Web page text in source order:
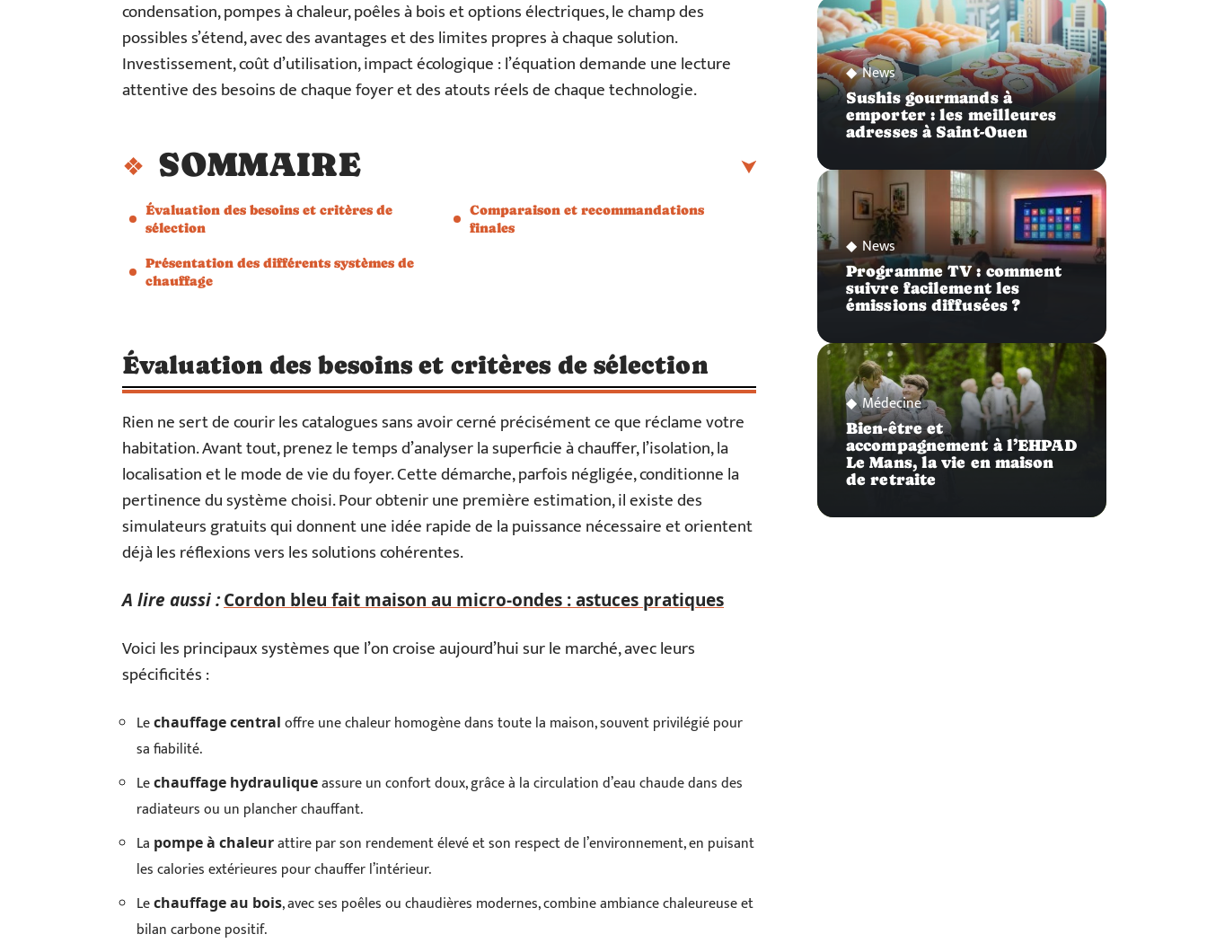
condensation, pompes à chaleur, poêles à bois et options électriques, le champ des
possibles s’étend, avec des avantages et des limites propres à chaque solution.
Investissement, coût d’utilisation, impact écologique : l’équation demande une lecture
attentive des besoins de chaque foyer et des atouts réels de chaque technologie.
SOMMAIRE
Évaluation des besoins et critères de
sélection
Présentation des différents systèmes de
chauffage
Comparaison et recommandations
finales
Évaluation des besoins et critères de sélection
Rien ne sert de courir les catalogues sans avoir cerné précisément ce que réclame votre
habitation. Avant tout, prenez le temps d’analyser la superficie à chauffer, l’isolation, la
localisation et le mode de vie du foyer. Cette démarche, parfois négligée, conditionne la
pertinence du système choisi. Pour obtenir une première estimation, il existe des
simulateurs gratuits qui donnent une idée rapide de la puissance nécessaire et orientent
déjà les réflexions vers les solutions cohérentes.
A lire aussi :Cordon bleu fait maison au micro-ondes : astuces pratiques
Voici les principaux systèmes que l’on croise aujourd’hui sur le marché, avec leurs
spécificités :
Lechauffage central offre une chaleur homogène dans toute la maison, souvent privilégié pour
sa fiabilité.
Lechauffage hydrauliqueassure un confort doux, grâce à la circulation d’eau chaude dans des
radiateurs ou un plancher chauffant.
La pompe à chaleurattire par son rendement élevé et son respect de l’environnement, en puisant
les calories extérieures pour chauffer l’intérieur.
Lechauffage au bois, avec ses poêles ou chaudières modernes, combine ambiance chaleureuse et
bilan carbone positif.
News
Sushis gourmands à
emporter : les meilleures
adresses à Saint-Ouen
News
Programme TV : comment
suivre facilement les
émissions diffusées ?
Médecine
Bien-être et
accompagnement à l’EHPAD
Le Mans, la vie en maison
de retraite